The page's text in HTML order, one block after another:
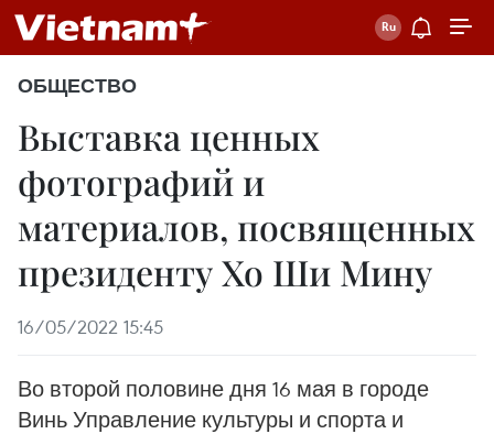
ОБЩЕСТВО
Выставка ценных
фотографий и
материалов, посвященных
президенту Хо Ши Мину
16/05/2022 15:45
Во второй половине дня 16 мая в городе
Винь Управление культуры и спорта и